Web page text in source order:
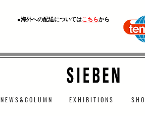
​●海外への配送についてはこちらから
N E W S & C O L U M N ​E X H I B I T I O N S S H